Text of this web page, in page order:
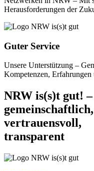
Herausforderungen der
Guter Service
Unsere Unterstützung –
Kompetenzen,
NRW is(s)t gut! –
gemeinschaftlich,
vertrauensvoll,
transparent